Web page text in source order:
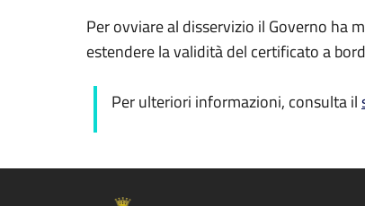
Per ovviare al disservizio il Governo ha
estendere la validità del certificato a
Per ulteriori informazioni, consulta il